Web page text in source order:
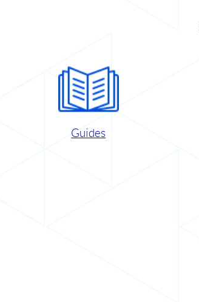
Guides